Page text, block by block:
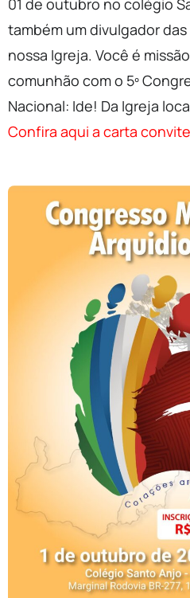
01 de outubro no colégio
também um divulgador
nossa Igreja. Você é
comunhão com o 5º
Nacional: Ide! Da Igreja
Confira aqui a carta convite